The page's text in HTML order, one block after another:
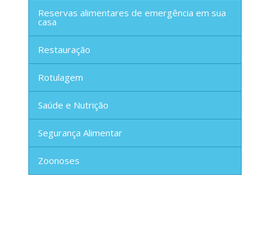
Reservas alimentares de emergência em sua
casa
Restauração
Rotulagem
Saúde e Nutrição
Segurança Alimentar
Zoonoses